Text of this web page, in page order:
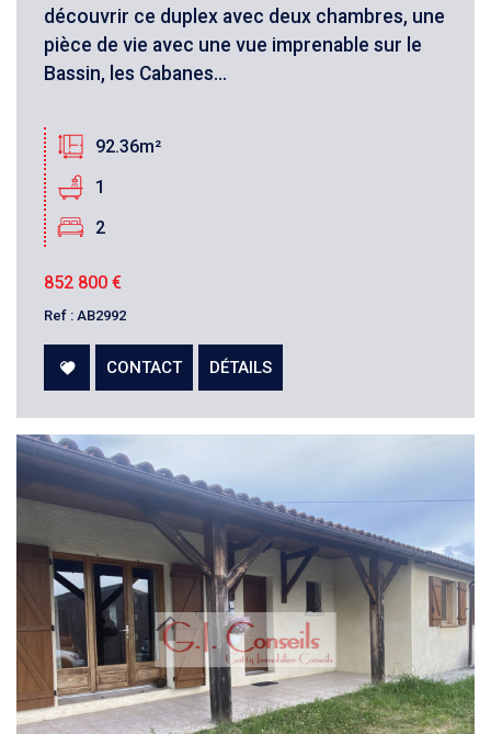
Critères supplémentaires
Piscine Parking
découvrir ce duplex avec deux chambres, une
pièce de vie avec une vue imprenable sur le
Bassin, les Cabanes...
92.36m²
1
2
852 800 €
Ref : AB2992
CONTACT DÉTAILS